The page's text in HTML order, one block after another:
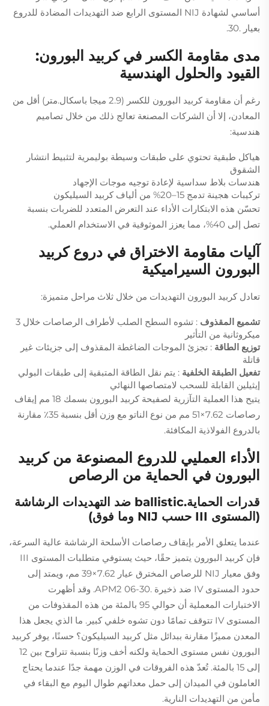
أساسي لشهادة NIJ المستوى الرابع ضد التهديدات المضادة للدروع
بعيار .30.
مدى مقاومة الكسر في كربيد البورون:
القيود والحلول الهندسية
رغم أن مقاومة كربيد البورون للكسر (2.9 ميجا باسكال.متر) أقل من
المعادن، إلا أن الشركات المصنعة تعالج ذلك من خلال تصاميم
هندسية:
هياكل طبقية تحتوي على طبقات وسيطة بوليمرية لتثبيط انتشار
الشقوق
هندسات بلاط سداسية لإعادة توجيه موجات الإجهاد
تركيبات هجينة تدمج 15–20% من ألياف كربيد السيليكون
تحسّن هذه الابتكارات الأداء عند التعرض المتعدد للضربات بنسبة
تصل إلى 40%، مما يعزز الموثوقية في الاستخدام العملي.
آليات مقاومة الاختراق في دروع كربيد
البورون السيراميكية
تعادل كربيد البورون التهديدات من خلال ثلاث مراحل متميزة:
تشميع المقذوف
: تشوه السطح الصلب لأطراف الرصاصات خلال 3
ميكروثانية من التأثير
توزيع الطاقة : تجزئ الموجات الضاغطة المقذوف إلى جزيئات غير
قاتلة
تفعيل الطبقة الخلفية : يتم نقل الطاقة المتبقية إلى طبقات البولي
إيثيلين القابلة للسحب لامتصاصها النهائي
يتيح هذا العملية التآزرية لصفيحة كربيد البورون بسمك 18 مم إيقاف
رصاصات 7.62×51 مم من نوع الناتو مع وزن أقل بنسبة 35٪ مقارنة
بالدروع الفولاذية المكافئة.
الأداء العمليي للدروع المصنوعة من كربيد
البورون في الحماية من الرصاص
قدرات الحماية.ballistic ضد التهديدات الرشاشة
(المستوى III حسب NIJ وما فوق)
عندما يتعلق الأمر بإيقاف رصاصات الأسلحة الرشاشة عالية السرعة،
فإن كربيد البورون يتميز حقًا، حيث يستوفي متطلبات المستوى III
وفق معيار NIJ للرصاص المخترق عيار 7.62×39 مم، ويمتد إلى
حدود المستوى IV ضد ذخيرة .30-06 APM2. وقد أظهرت
الاختبارات المعملية أن حوالي 95 بالمئة من هذه المقذوفات من
المستوى IV تتوقف تمامًا دون تشوه خلفي كبير. ما الذي يجعل هذا
المعدن مميزًا مقارنة ببدائل مثل كربيد السيليكون؟ حسنًا، يوفر كربيد
البورون نفس مستوى الحماية ولكنه أخف وزنًا بنسبة تتراوح بين 12
إلى 15 بالمئة. تُعدّ هذه الفروقات في الوزن مهمة جدًا عندما يحتاج
العاملون في الميدان إلى حمل معداتهم طوال اليوم مع البقاء في
مأمن من التهديدات النارية.